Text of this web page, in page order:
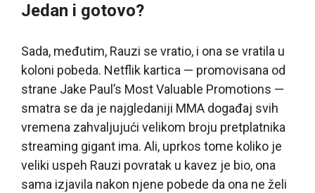
Jedan i gotovo?
Sada, međutim, Rauzi se vratio, i ona se vratila u
koloni pobeda. Netflik kartica — promovisana od
strane Jake Paul’s Most Valuable Promotions —
smatra se da je najgledaniji MMA događaj svih
vremena zahvaljujući velikom broju pretplatnika
streaming gigant ima. Ali, uprkos tome koliko je
veliki uspeh Rauzi povratak u kavez je bio, ona
sama izjavila nakon njene pobede da ona ne želi